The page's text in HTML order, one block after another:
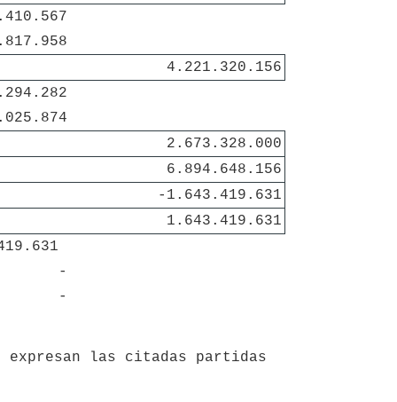
4.221.320.156
2.673.328.000
6.894.648.156
-1.643.419.631
1.643.419.631
-
-